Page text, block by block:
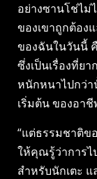
อย่างซานโช่ไม่
ของเขาถูกต้อง
ของฉันในวันนี้
ซึ่งเป็นเรื่องที่ย
หนักหนาไปกว่า
เริ่มต้น ของอา
“แต่ธรรมชาติข
ให้คุณรู้ว่าการไ
สำหรับนักเตะ